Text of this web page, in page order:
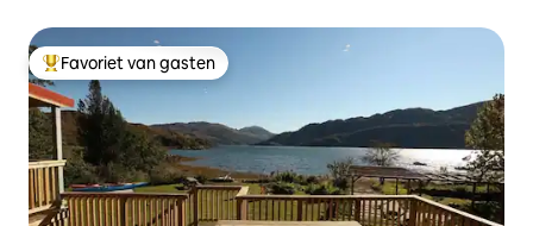
Topfavoriet van gasten
Favoriet van gasten